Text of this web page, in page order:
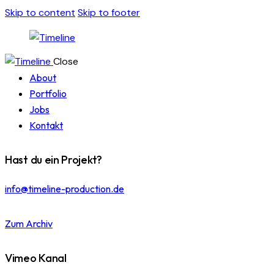
Skip to content Skip to footer
Close
About
Portfolio
Jobs
Kontakt
Hast du ein Projekt?
info@timeline-production.de
Zum Archiv
Vimeo Kanal